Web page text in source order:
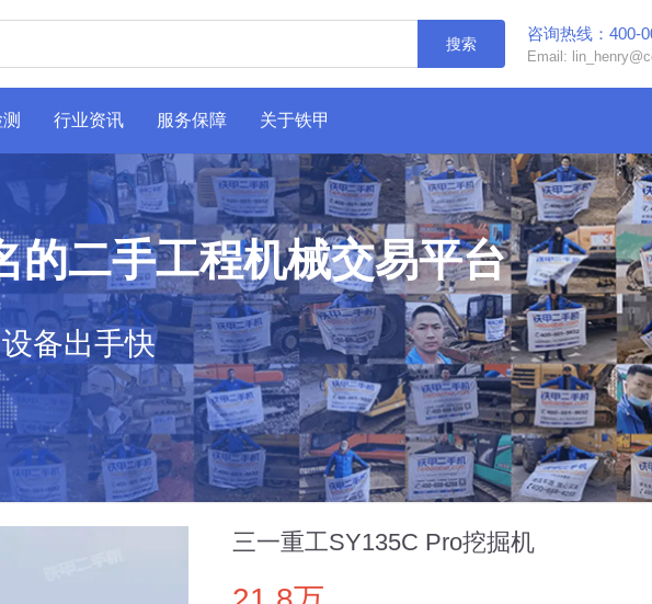
搜索
咨询热线：400-
Email:
行业资讯 服务保障 关于铁甲
二手工程机械交易平台
备出手快
三一重工SY135C Pro挖掘机